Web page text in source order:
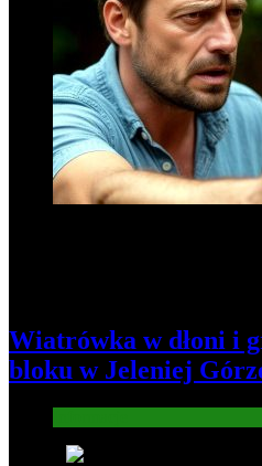
Wiatrówka w dłoni i
bloku w Jeleniej